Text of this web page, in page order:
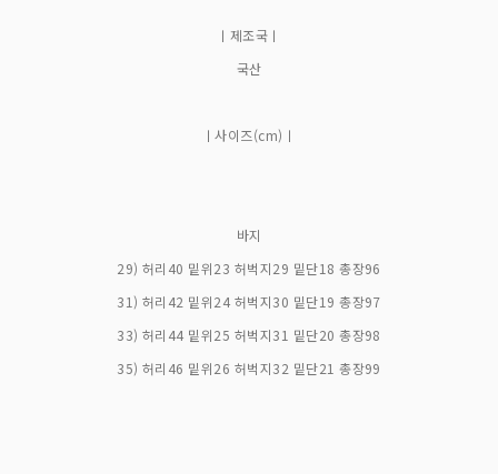
ㅣ제조국ㅣ
국산
ㅣ사이즈(cm)ㅣ
바지
29) 허리40 밑위23 허벅지29 밑단18 총장96
31) 허리42 밑위24 허벅지30 밑단19 총장97
33) 허리44 밑위25 허벅지31 밑단20 총장98
35) 허리46 밑위26 허벅지32 밑단21 총장99